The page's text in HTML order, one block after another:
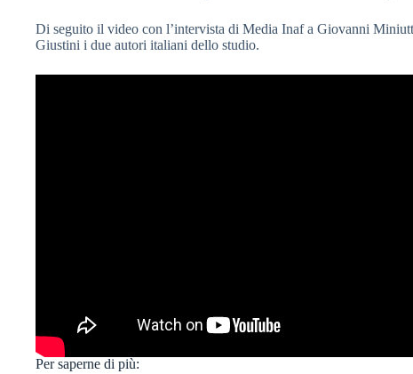
Di seguito il video con l’intervista di Media Inaf a Giovanni
Giustini i due autori italiani dello studio.
Per saperne di più: